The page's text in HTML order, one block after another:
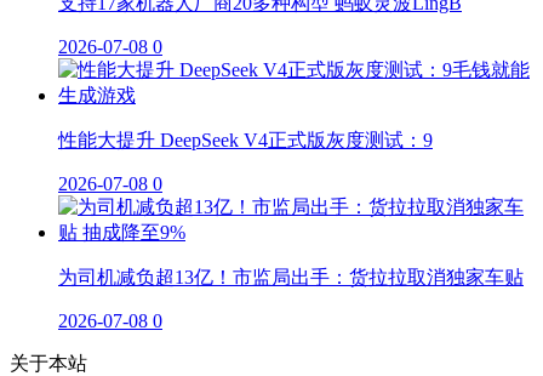
2026-07-08 0
性能大提升 DeepSeek V4正式版灰度测试：9
2026-07-08 0
为司机减负超13亿！市监局出手：货拉拉取消独家车贴
2026-07-08 0
关于本站